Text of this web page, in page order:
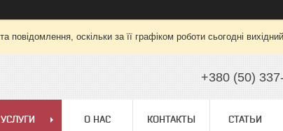
оскільки за її графіком роботи сьогодні
+380 (50)
О НАС КОНТАКТЫ СТАТЬИ